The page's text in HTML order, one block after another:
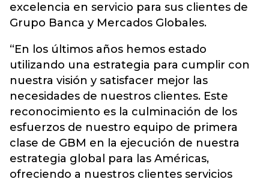
excelencia en servicio para sus clientes de
Grupo Banca y Mercados Globales.
“En los últimos años hemos estado
utilizando una estrategia para cumplir con
nuestra visión y satisfacer mejor las
necesidades de nuestros clientes. Este
reconocimiento es la culminación de los
esfuerzos de nuestro equipo de primera
clase de GBM en la ejecución de nuestra
estrategia global para las Américas,
ofreciendo a nuestros clientes servicios